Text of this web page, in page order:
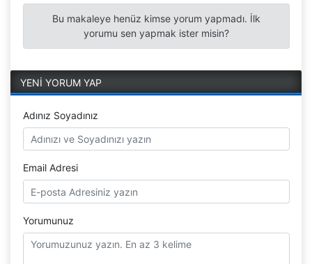
Bu makaleye henüz kimse yorum yapmadı. İlk
yorumu sen yapmak ister misin?
YENİ YORUM YAP
Adınız Soyadınız
Email Adresi
Yorumunuz